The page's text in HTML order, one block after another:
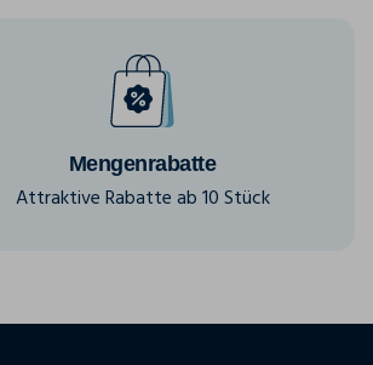
Mengenrabatte
Attraktive Rabatte ab 10 Stück